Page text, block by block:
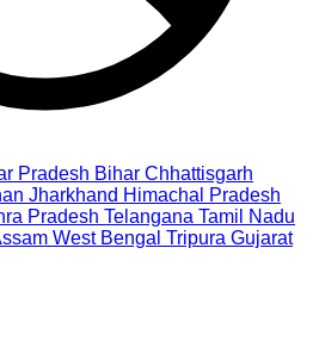
Pradesh Bihar Chhattisgarh
Jharkhand Himachal Pradesh
Pradesh Telangana Tamil Nadu
West Bengal Tripura Gujarat